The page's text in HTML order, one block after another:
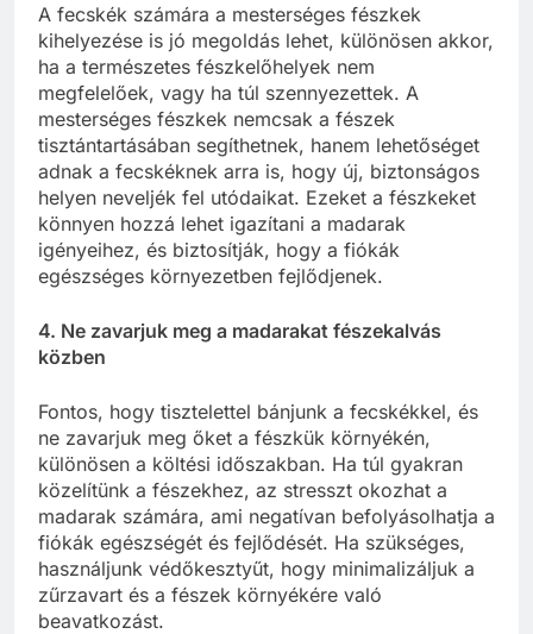
A fecskék számára a mesterséges fészkek
kihelyezése is jó megoldás lehet, különösen akkor,
ha a természetes fészkelőhelyek nem
megfelelőek, vagy ha túl szennyezettek. A
mesterséges fészkek nemcsak a fészek
tisztántartásában segíthetnek, hanem lehetőséget
adnak a fecskéknek arra is, hogy új, biztonságos
helyen neveljék fel utódaikat. Ezeket a fészkeket
könnyen hozzá lehet igazítani a madarak
igényeihez, és biztosítják, hogy a fiókák
egészséges környezetben fejlődjenek.
4. Ne zavarjuk meg a madarakat fészekalvás
közben
Fontos, hogy tisztelettel bánjunk a fecskékkel, és
ne zavarjuk meg őket a fészkük környékén,
különösen a költési időszakban. Ha túl gyakran
közelítünk a fészekhez, az stresszt okozhat a
madarak számára, ami negatívan befolyásolhatja a
fiókák egészségét és fejlődését. Ha szükséges,
használjunk védőkesztyűt, hogy minimalizáljuk a
zűrzavart és a fészek környékére való
beavatkozást.